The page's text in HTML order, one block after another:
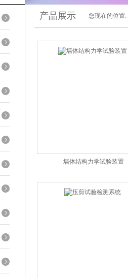
产品展示 您现在的位置:
墙体结构力学试验装置